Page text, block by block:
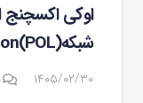
اوکی اکسچنج
شبکهPolygon(POL) پشتیبانی می‌نماید.
۱۴۰۵/۰۲/۳۰